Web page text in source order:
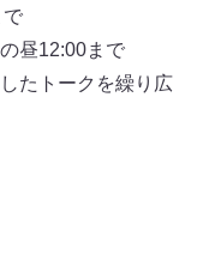
昼12:00まで
たトークを繰り広